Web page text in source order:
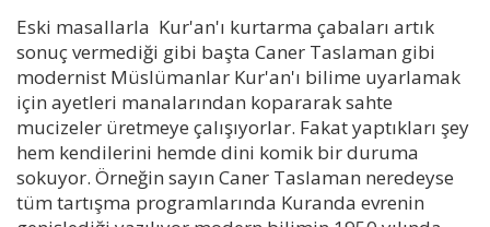
Eski masallarla Kur'an'ı kurtarma çabaları artık
sonuç vermediği gibi başta Caner Taslaman gibi
modernist Müslümanlar Kur'an'ı bilime uyarlamak
için ayetleri manalarından kopararak sahte
mucizeler üretmeye çalışıyorlar. Fakat yaptıkları şey
hem kendilerini hemde dini komik bir duruma
sokuyor. Örneğin sayın Caner Taslaman neredeyse
tüm tartışma programlarında Kuranda evrenin